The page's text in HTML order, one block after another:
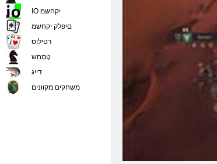
IO יקחשמ
םיפלק יקחשמ
רטילוס
טָמְחַׁש
דייג
משחקים מקוונים